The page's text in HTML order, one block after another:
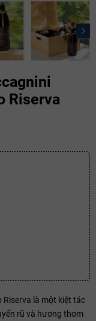
Riserva
Riserva là một kiệt tác
rũ và hương thơm